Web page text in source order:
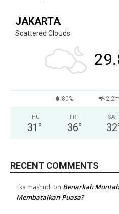
JAKARTA
Scattered Clouds
80%
THU
31 °
FRI
36°
SAT
32
RECENT COMMENTS
Eka mashudi on Benarkah
Membatalkan Puasa?